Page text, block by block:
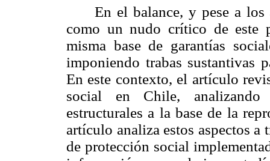
En el balance, y pese a los
como un nudo crítico de este
misma base de garantías
imponiendo trabas sustantivas
En este contexto, el artículo
social en Chile, analizando
estructurales a la base de la
artículo analiza estos aspectos
de protección social